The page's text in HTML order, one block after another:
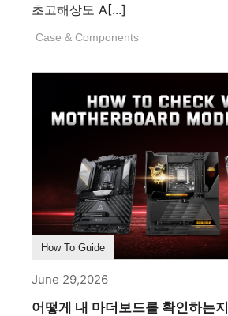
초고해상도 A[...]
Case & Components
How To Guide
June 29,2026
어떻게 내 마더보드를 확인하는지